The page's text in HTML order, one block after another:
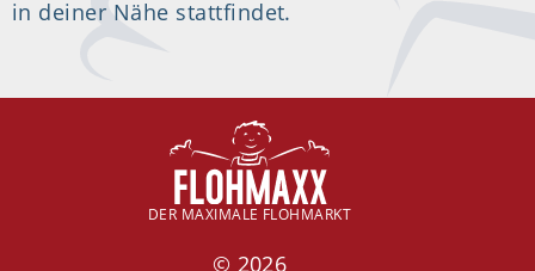
in deiner Nähe stattfindet.
DER MAXIMALE FLOHMARKT
© 2026